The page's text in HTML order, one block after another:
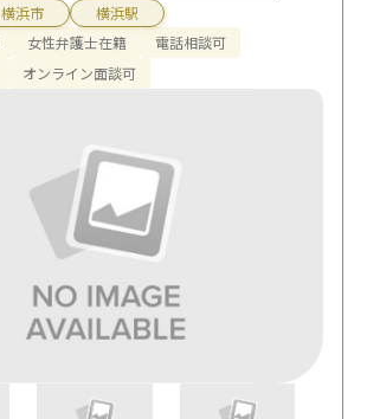
横浜市
横浜駅
女性弁護士在籍
電話相談可
オンライン面談可